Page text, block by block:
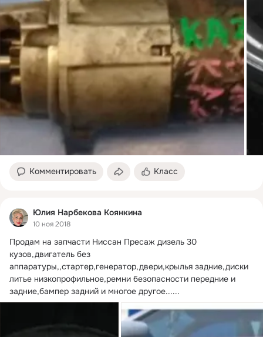
Комментировать Класс
Юлия Нарбекова Коянкина
10 ноя 2018
Продам на запчасти Ниссан Пресаж дизель 30
кузов,двигатель без
аппаратуры,,стартер,генератор,двери,крылья задние,диски
литье низкопрофильное,ремни безопасности передние и
задние,бампер задний и многое другое......